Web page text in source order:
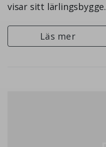
visar sitt lärlingsbygge.
Läs mer